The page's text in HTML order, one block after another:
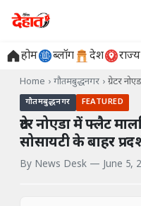
होम ब्लॉग देश राज्य
Home › गौतमबुद्धनगर › ग्रेटर
गौतमबुद्धनगर FEATURED
ग्रेटर नोएडा में फ्लैट
सोसायटी के बाहर
By News Desk — June 5,